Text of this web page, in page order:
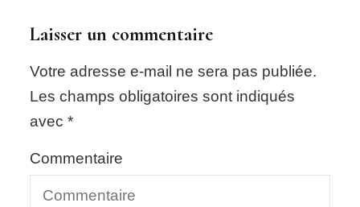
Laisser un commentaire
Votre adresse e-mail ne sera pas publiée.
Les champs obligatoires sont indiqués
avec*
Commentaire